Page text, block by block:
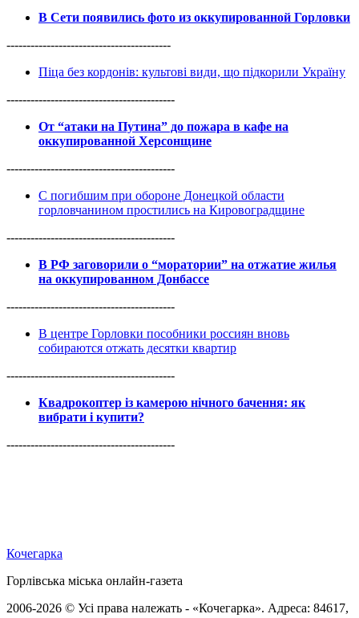
В Сети появились фото из оккупированной Горловки
-----------------------------------------
Піца без кордонів: культові види, що підкорили Україну
------------------------------------------
От “атаки на Путина” до пожара в кафе на
оккупированной Херсонщине
------------------------------------------
С погибшим при обороне Донецкой области
горловчанином простились на Кировоградщине
------------------------------------------
В РФ заговорили о “моратории” на отжатие жилья
на оккупированном Донбассе
------------------------------------------
В центре Горловки пособники россиян вновь
собираются отжать десятки квартир
------------------------------------------
Квадрокоптер із камерою нічного бачення: як
вибрати і купити?
------------------------------------------
Кочегарка
Горлівська міська онлайн-газета
2006-2026 © Усі права належать - «Кочегарка». Адреса: 84617,